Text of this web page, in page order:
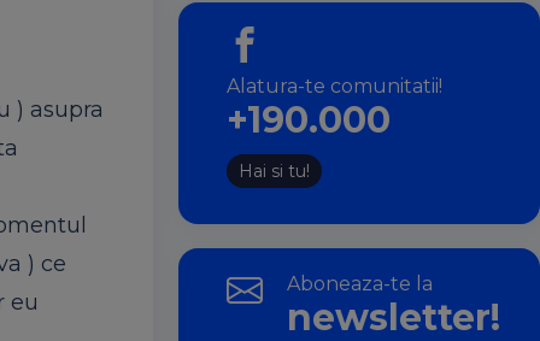
) asupra
) ce
eu
Alatura-te comunitatii!
+190.000
Hai si tu!
Aboneaza-te la
newsletter!